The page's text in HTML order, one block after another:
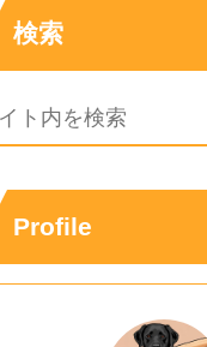
検索
Profile